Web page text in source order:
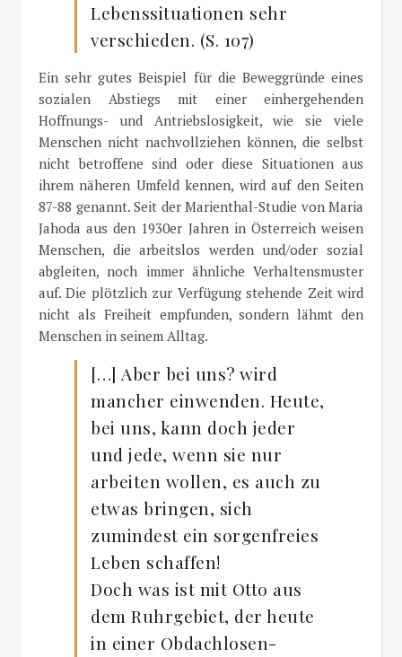
Lebenssituationen sehr
verschieden. (S. 107)
Ein sehr gutes Beispiel für die Beweggründe eines
sozialen Abstiegs mit einer einhergehenden
Hoffnungs- und Antriebslosigkeit, wie sie viele
Menschen nicht nachvollziehen können, die selbst
nicht betroffene sind oder diese Situationen aus
ihrem näheren Umfeld kennen, wird auf den Seiten
87-88 genannt. Seit der Marienthal-Studie von Maria
Jahoda aus den 1930er Jahren in Österreich weisen
Menschen, die arbeitslos werden und/oder sozial
abgleiten, noch immer ähnliche Verhaltensmuster
auf. Die plötzlich zur Verfügung stehende Zeit wird
nicht als Freiheit empfunden, sondern lähmt den
Menschen in seinem Alltag.
[…] Aber bei uns? wird
mancher einwenden. Heute,
bei uns, kann doch jeder
und jede, wenn sie nur
arbeiten wollen, es auch zu
etwas bringen, sich
zumindest ein sorgenfreies
Leben schaffen!
Doch was ist mit Otto aus
dem Ruhrgebiet, der heute
in einer Obdachlosen-